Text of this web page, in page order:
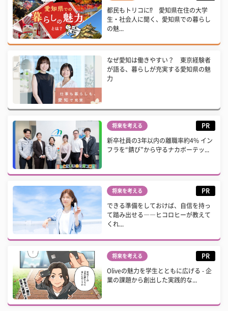
都民もトリコに⁉ 愛知県在住の大学
生・社会人に聞く、愛知県での暮らし
の魅...
なぜ愛知は働きやすい？ 東京経験者
が語る、暮らしが充実する愛知県の魅
力
将来を考える PR
新卒社員の3年以内の離職率約4% イン
フラを“錆び”から守るナカボーテッ...
将来を考える PR
できる準備をしておけば、自信を持っ
て踏み出せる――ヒコロヒーが教えて
くれ...
将来を考える PR
Oliveの魅力を学生とともに広げる - 企
業の課題から創出した実践的な...